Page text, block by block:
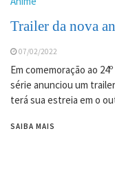
Trailer da nova
07/02/2022
Em comemoração ao
série anunciou um
terá sua estreia em o
SAIBA MAIS